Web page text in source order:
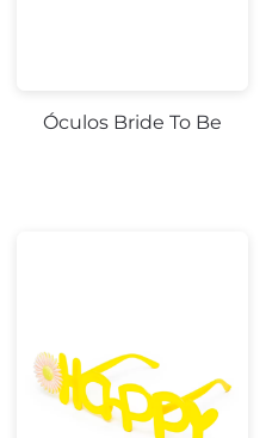
Óculos Bride To Be